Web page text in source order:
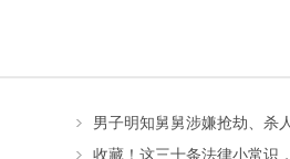
收藏！这三十条法律小常识